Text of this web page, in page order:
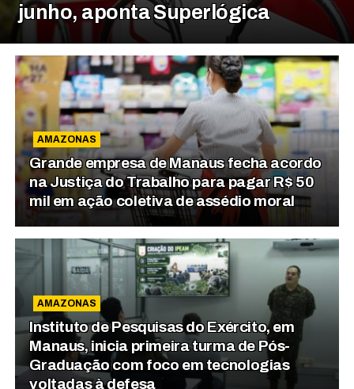
junho, aponta Superlógica
AMAZONAS
Grande empresa de Manaus fecha acordo
na Justiça do Trabalho para pagar R$ 50
mil em ação coletiva de assédio moral
AMAZONAS
Instituto de Pesquisas do Exército, em
Manaus, inicia primeira turma de Pós-
Graduação com foco em tecnologias
voltadas à defesa